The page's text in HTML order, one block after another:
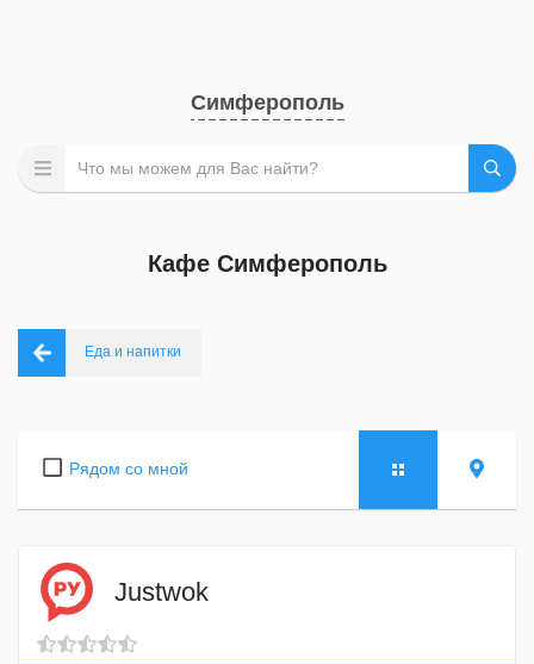
Симферополь
Кафе Симферополь
Еда и напитки
Рядом со мной
Justwok